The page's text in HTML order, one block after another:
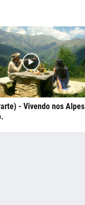
- Vivendo nos Alpes